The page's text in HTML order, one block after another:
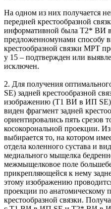
На одном из них получается
передней крестообразной
информативной была Т2* ВИ
предложенномунами способу
крестообразной связки МРТ
у 15 – подтвержден или
исключен.
2. Для получения
SE) задней крестообразной
изображению (Т1 ВИ в ИП SE)
виден фрагмент задней
ориентировались пять срезов
косокорональной проекции.
выбирается то, на котором
отдела коленного сустава и
медиального мыщелка
межмыщелковое поле
прикрепляющейся к нему
этому изображению
проекции по анатомическому
крестообразной связки.